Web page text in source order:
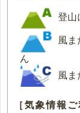
登山
風ま
ん
風ま
［気象情報